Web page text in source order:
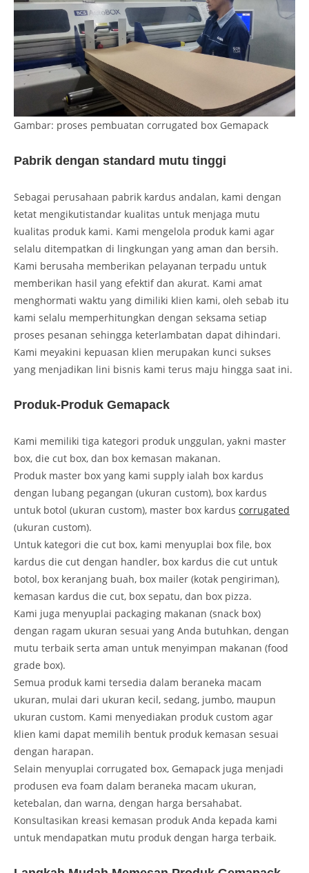
Gambar: proses pembuatan corrugated box Gemapack
Pabrik dengan standard mutu tinggi
Sebagai perusahaan pabrik kardus andalan, kami dengan
ketat mengikutistandar kualitas untuk menjaga mutu
kualitas produk kami. Kami mengelola produk kami agar
selalu ditempatkan di lingkungan yang aman dan bersih.
Kami berusaha memberikan pelayanan terpadu untuk
memberikan hasil yang efektif dan akurat. Kami amat
menghormati waktu yang dimiliki klien kami, oleh sebab itu
kami selalu memperhitungkan dengan seksama setiap
proses pesanan sehingga keterlambatan dapat dihindari.
Kami meyakini kepuasan klien merupakan kunci sukses
yang menjadikan lini bisnis kami terus maju hingga saat ini.
Produk-Produk Gemapack
Kami memiliki tiga kategori produk unggulan, yakni master
box, die cut box, dan box kemasan makanan.
Produk master box yang kami supply ialah box kardus
dengan lubang pegangan (ukuran custom), box kardus
untuk botol (ukuran custom), master box kardus corrugated
(ukuran custom).
Untuk kategori die cut box, kami menyuplai box file, box
kardus die cut dengan handler, box kardus die cut untuk
botol, box keranjang buah, box mailer (kotak pengiriman),
kemasan kardus die cut, box sepatu, dan box pizza.
Kami juga menyuplai packaging makanan (snack box)
dengan ragam ukuran sesuai yang Anda butuhkan, dengan
mutu terbaik serta aman untuk menyimpan makanan (food
grade box).
Semua produk kami tersedia dalam beraneka macam
ukuran, mulai dari ukuran kecil, sedang, jumbo, maupun
ukuran custom. Kami menyediakan produk custom agar
klien kami dapat memilih bentuk produk kemasan sesuai
dengan harapan.
Selain menyuplai corrugated box, Gemapack juga menjadi
produsen eva foam dalam beraneka macam ukuran,
ketebalan, dan warna, dengan harga bersahabat.
Konsultasikan kreasi kemasan produk Anda kepada kami
untuk mendapatkan mutu produk dengan harga terbaik.